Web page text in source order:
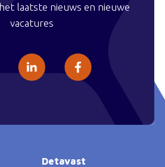
laatste nieuws en nieuwe
vacatures
Detavast